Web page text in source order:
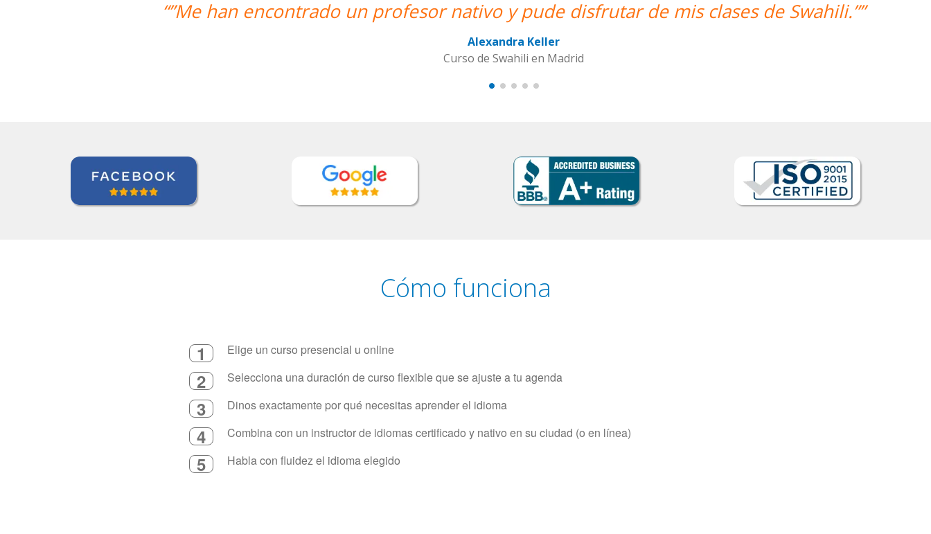
han encontrado un profesor nativo y pude disfrutar de mis clases de Swahili.”” “”Hemos realizado
Cómo funciona
1 Elige un curso presencial u online
2 Selecciona una duración de curso flexible que se ajuste a tu agenda
3 Dinos exactamente por qué necesitas aprender el idioma
4 Combina con un instructor de idiomas certificado y nativo en su ciudad (o en línea)
5 Habla con fluidez el idioma elegido